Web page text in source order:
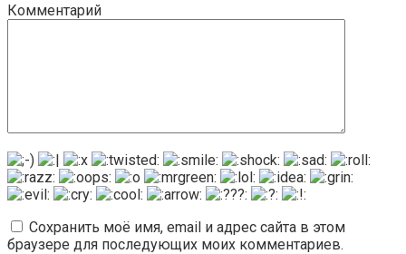
Комментарий
Сохранить моё имя, email и адрес сайта в этом
браузере для последующих моих комментариев.